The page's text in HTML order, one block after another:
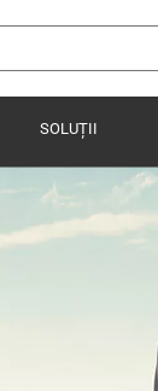
SOLUȚII